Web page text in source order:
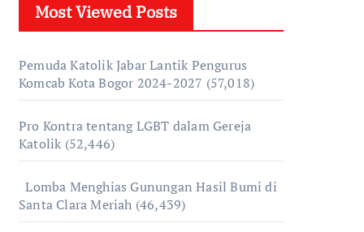
Most Viewed Posts
Pemuda Katolik Jabar Lantik Pengurus
Komcab Kota Bogor 2024-2027 (57,018)
Pro Kontra tentang LGBT dalam Gereja
Katolik (52,446)
Lomba Menghias Gunungan Hasil Bumi di
Santa Clara Meriah (46,439)